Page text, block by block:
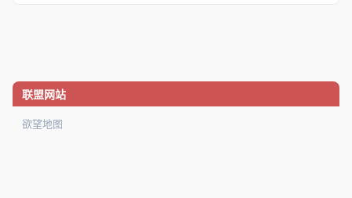
联盟网站
欲望地图